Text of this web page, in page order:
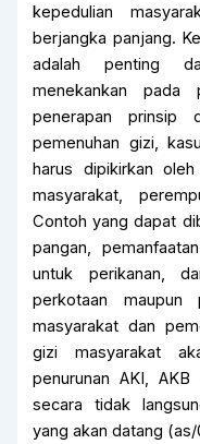
kepedulian
berjangka panjang.
adalah penting
menekankan pada
penerapan prinsip
pemenuhan gizi,
harus dipikirkan
masyarakat,
Contoh yang dapat
pangan,
untuk perikanan,
perkotaan maupun
masyarakat dan
gizi masyarakat
penurunan AKI,
secara tidak
yang akan datang (as/